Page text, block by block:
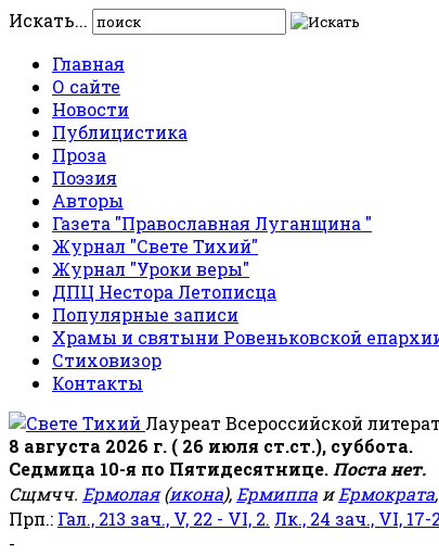
Искать...
Главная
О сайте
Новости
Публицистика
Проза
Поэзия
Авторы
Газета "Православная Луганщина "
Журнал "Свете Тихий"
Журнал "Уроки веры"
ДПЦ Нестора Летописца
Популярные записи
Храмы и святыни Ровеньковской
Стиховизор
Контакты
Лауреат Всероссийской
8 августа 2026 г. ( 26 июля ст.ст.), суббота.
Седмица 10-я по Пятидесятнице. Поста нет.
Сщмчч. Ермолая(икона), Ермиппа иЕрмократа
Прп.: Гал., 213 зач., V, 22 - VI, 2. Лк., 24 зач., VI, 17-
-